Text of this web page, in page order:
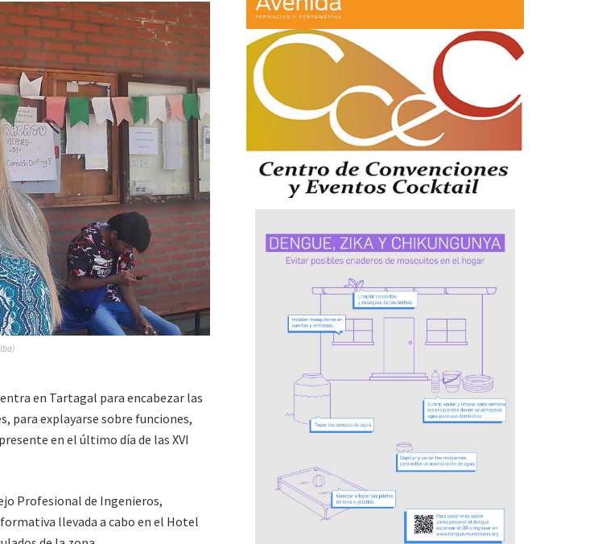
en Tartagal para encabezar las
para explayarse sobre funciones,
en el último día de las XVI
Profesional de Ingenieros,
llevada a cabo en el Hotel